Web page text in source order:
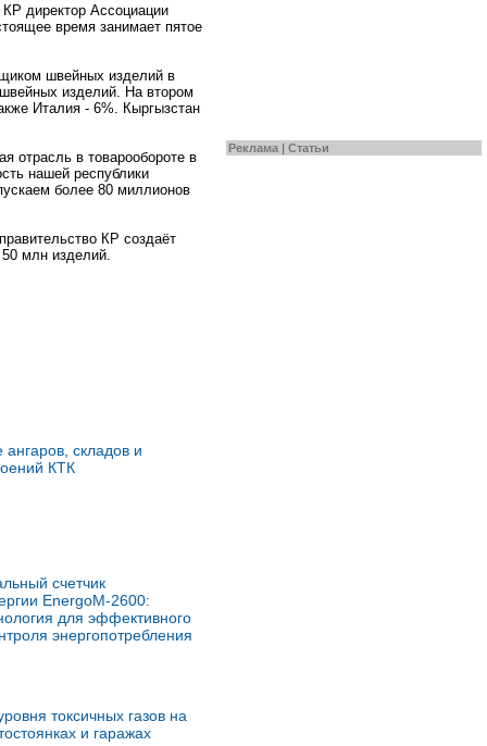
Реклама | Статьи
директор Ассоциации
время занимает пятое
швейных изделий в
изделий. На втором
Италия - 6%. Кыргызстан
отрасль в товарообороте в
нашей республики
более 80 миллионов
КР создаёт
млн изделий.
ангаров, складов и
КТК
счетчик
EnergoM-2600:
для эффективного
энергопотребления
токсичных газов на
и гаражах